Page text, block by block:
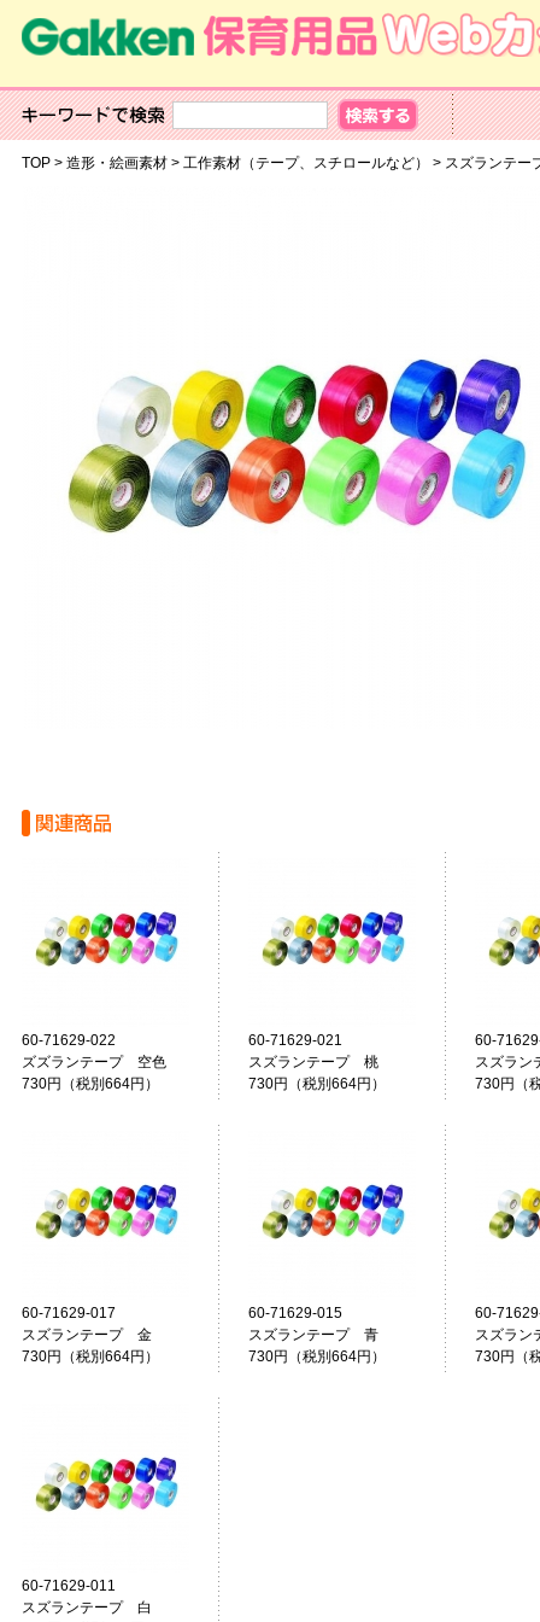
TOP> 造形・絵画素材> 工作素材（テープ、スチロールなど） > スズランテ
60-71629-022
ズズランテープ 空色
730円（税別664円）
60-71629-021
スズランテープ 桃
730円（税別664円）
60-
スズラ
730円（
60-71629-017
スズランテープ 金
730円（税別664円）
60-71629-015
スズランテープ 青
730円（税別664円）
60-
スズラ
730円（
60-71629-011
スズランテープ 白